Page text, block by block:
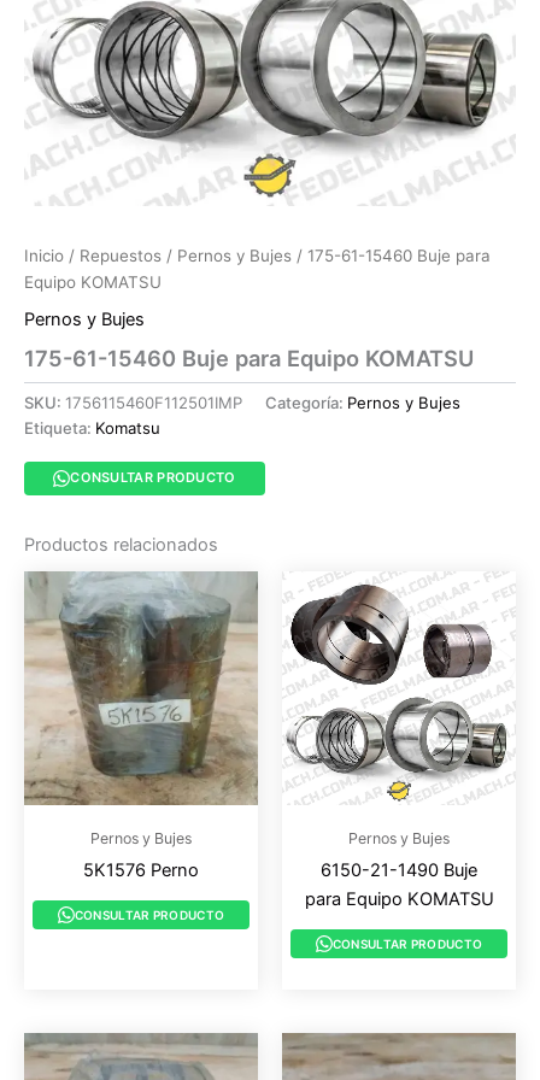
Inicio / Repuestos / Pernos y Bujes / 175-61-15460 Buje para
Equipo KOMATSU
Pernos y Bujes
175-61-15460 Buje para Equipo KOMATSU
SKU: 1756115460F112501IMP Categoría: Pernos y Bujes
Etiqueta: Komatsu
CONSULTAR PRODUCTO
Productos relacionados
Pernos y Bujes
5K1576 Perno
CONSULTAR PRODUCTO
Pernos y Bujes
6150-21-1490 Buje
para Equipo KOMATSU
CONSULTAR PRODUCTO